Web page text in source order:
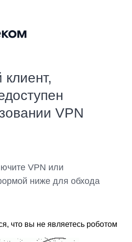
VPN
VPN или
ниже для обхода
что вы не являетесь роботом